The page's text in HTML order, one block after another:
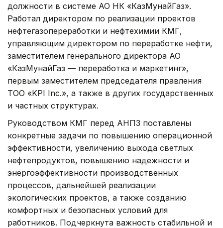
должности в системе АО НК «КазМунайГаз».
Работал директором по реализации проектов
нефтегазопереработки и нефтехимии КМГ,
управляющим директором по переработке нефти,
заместителем генерального директора АО
«КазМунайГаз — переработка и маркетинг»,
первым заместителем председателя правления
ТОО «KPI Inc.», а также в других государственных
и частных структурах.
Руководством КМГ перед АНПЗ поставлены
конкретные задачи по повышению операционной
эффективности, увеличению выхода светлых
нефтепродуктов, повышению надежности и
энергоэффективности производственных
процессов, дальнейшей реализации
экологических проектов, а также созданию
комфортных и безопасных условий для
работников. Подчеркнута важность стабильной и